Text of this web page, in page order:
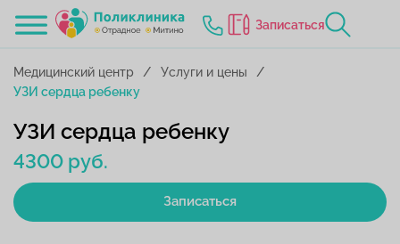
Записаться
Медицинский центр
Услуги и цены
УЗИ сердца ребенку
4300 руб.
Записаться
УЗИ сердца ребенку